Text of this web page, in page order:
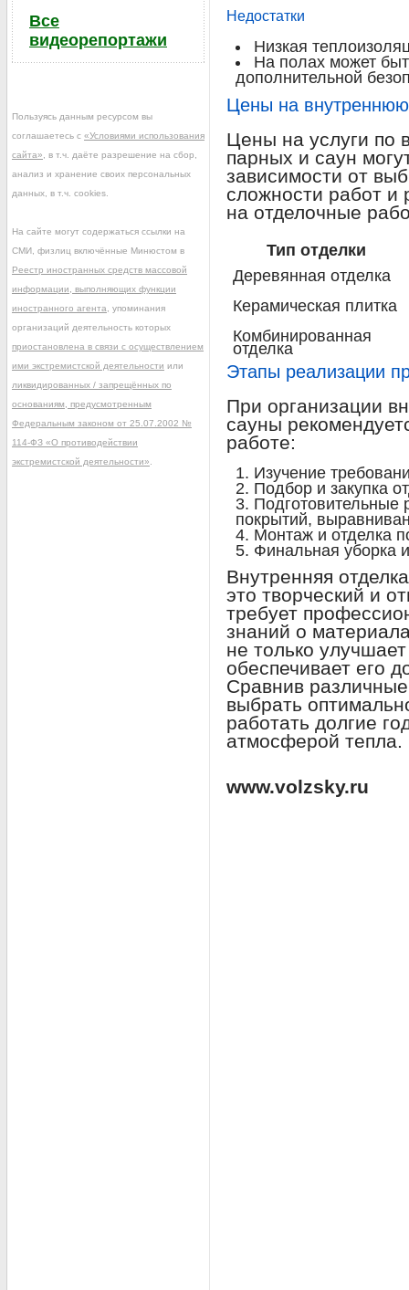
Недостатки
Низкая
На полах может
дополнительной
Цены на
Цены на услуги по
парных и саун
зависимости от
сложности работ и
на отделочные
Тип отделки
Деревянная отделка
Керамическая плитка
Комбинированная
отделка
Этапы реализации
При организации
сауны
работе:
Изучение
Подбор и закупка
Подготовительные
покрытий,
Монтаж и отделка
Финальная уборка
Внутренняя
это творческий и
требует
знаний о
не только
обеспечивает его
Сравнив
выбрать
работать долгие
атмосферой тепла.
www.volzsky.ru
Все
видеорепортажи
Пользуясь данным ресурсом вы
соглашаетесь с «Условиями использования
сайта» , в т.ч. даёте разрешение на сбор,
анализ и хранение своих персональных
данных, в т.ч. cookies.
На сайте могут содержаться ссылки на
СМИ, физлиц включённые Минюстом в
Реестр иностранных средств массовой
информации, выполняющих функции
иностранного агента , упоминания
организаций деятельность которых
приостановлена в связи с осуществлением
ими экстремистской деятельности или
ликвидированных / запрещённых по
основаниям, предусмотренным
Федеральным законом от 25.07.2002 №
114-ФЗ «О противодействии
экстремистской деятельности»